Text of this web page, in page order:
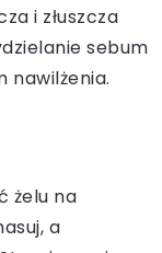
i złuszcza
sebum
nawilżenia.
żelu na
a